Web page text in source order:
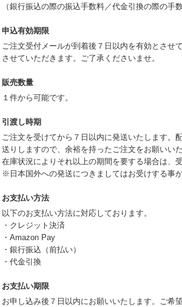
（銀行振込の際の振込手数料／代金引換の際の手
申込有効期限
ご注文受付メールが到着後７日以内を有効とさせ
させていただきます。ご了承くださいませ。
販売数量
１件から可能です。
引渡し時期
ご注文を受けてから７日以内に発送いたします。
送りしますので、余裕を持ったご注文をお願いいた
在庫状況によりそれ以上の期間を要する場合は、
※日本国外への発送につきましてはお受けする事
お支払い方法
以下のお支払い方法に対応しております。
・クレジット決済
・Amazon Pay
・銀行振込（前払い）
・代金引換
お支払い期限
お申し込み後７日以内にお願いいたします。ご希